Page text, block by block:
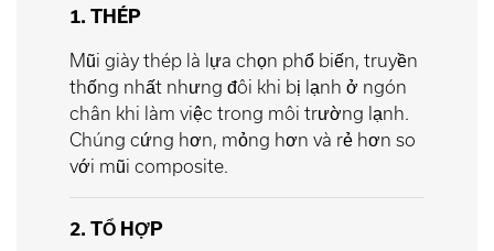
1. THÉP
Mũi giày thép là lựa chọn phổ biến, truyền
thống nhất nhưng đôi khi bị lạnh ở ngón
chân khi làm việc trong môi trường lạnh.
Chúng cứng hơn, mỏng hơn và rẻ hơn so
với mũi composite.
2. TỔ HỢP